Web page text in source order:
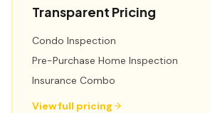
Transparent Pricing
Condo Inspection
Pre-Purchase Home Inspection
Insurance Combo
View full pricing